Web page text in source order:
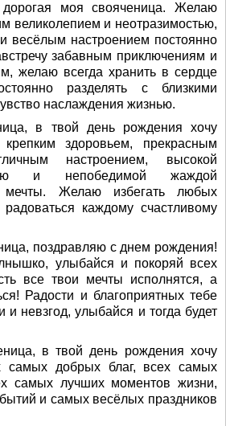
моя свояченица. Желаю
великолепием и неотразимостью,
весёлым настроением постоянно
забавным приключениям и
желаю всегда хранить в сердце
разделять с близкими
наслаждения жизнью.
в твой день рождения хочу
крепким здоровьем, прекрасным
настроением, высокой
и непобедимой жаждой
мечты. Желаю избегать любых
каждому счастливому
поздравляю с днем рождения!
улыбайся и покоряй всех
все твои мечты исполнятся, а
Радости и благоприятных тебе
и невзгод, улыбайся и тогда будет
в твой день рождения хочу
самых добрых благ, всех самых
самых лучших моментов жизни,
и самых весёлых праздников